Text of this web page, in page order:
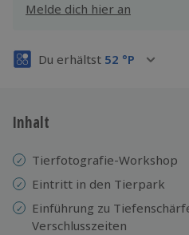
3 Jahre gültig & verlängerbar.
Melde dich hier an
Du erhältst 52 °P
Inhalt
Tierfotografie-Workshop
Eintritt in den Tierpark
Einführung zu
Verschlusszeiten